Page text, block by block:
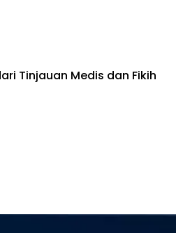
Tinjauan Medis dan Fikih